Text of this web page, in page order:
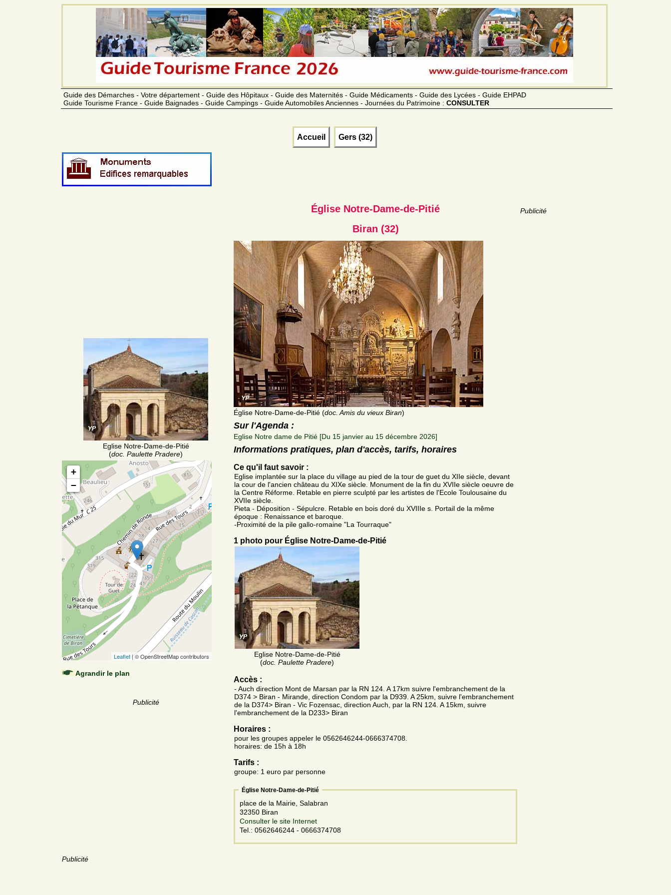
Guide des Démarches - Votre département - Guide des Hôpitaux - Guide des Maternités - Guide Médicaments - Guide des Lycées - Guide EHPAD
Guide Tourisme France - Guide Baignades - Guide Campings - Guide Automobiles Anciennes - Journées du Patrimoine : CONSULTER
Accueil Gers (32)
Eglise Notre-Dame-de-Pitié
(doc. Paulette Pradere)
+
−
Leaflet| © OpenStreetMap contributors
Agrandir le plan
Publicité
Publicité
Église Notre-Dame-de-Pitié
Biran (32)
Église Notre-Dame-de-Pitié (doc. Amis du vieux Biran)
Sur l'Agenda :
Eglise Notre dame de Pitié [Du 15 janvier au 15 décembre 2026]
Informations pratiques, plan d'accès, tarifs, horaires
Ce qu'il faut savoir :
Eglise implantée sur la place du village au pied de la tour de guet du XIIe siècle, devant
la cour de l'ancien château du XIXe siècle. Monument de la fin du XVIIe siècle oeuvre de
la Centre Réforme. Retable en pierre sculpté par les artistes de l'Ecole Toulousaine du
XVIIe siècle.
Pieta - Déposition - Sépulcre. Retable en bois doré du XVIIIe s. Portail de la même
époque : Renaissance et baroque.
-Proximité de la pile gallo-romaine "La Tourraque"
1 photo pour Église Notre-Dame-de-Pitié
Eglise Notre-Dame-de-Pitié
(doc. Paulette Pradere)
Accès :
- Auch direction Mont de Marsan par la RN 124. A 17km suivre l'embranchement de la
D374 > Biran - Mirande, direction Condom par la D939. A 25km, suivre l'embranchement
de la D374> Biran - Vic Fozensac, direction Auch, par la RN 124. A 15km, suivre
l'embranchement de la D233> Biran
Horaires :
pour les groupes appeler le 0562646244-0666374708.
horaires: de 15h à 18h
Tarifs :
groupe: 1 euro par personne
Église Notre-Dame-de-Pitié
place de la Mairie, Salabran
32350 Biran
Consulter le site Internet
Tel.: 0562646244 - 0666374708
Publicité